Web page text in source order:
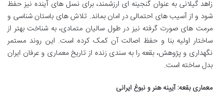
زاهد گیلانی به عنوان گنجینه ای ارزشمند، برای نسل های آینده نیز حفظ
شود و از آسیب های احتمالی در امان بماند. تلاش های باستان شناسی و
مرمت های صورت گرفته نیز در طول سالیان متمادی، به شناخت بهتر از
ساختار اولیه بنا و حفظ اصالت آن کمک کرده است. این روند مستمر
نگهداری و پژوهش، بقعه را به سندی زنده از تاریخ معماری و عرفان ایران
بدل ساخته است.
معماری بقعه: آیینه هنر و نبوغ ایرانی